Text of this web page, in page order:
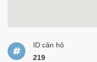
ID căn hộ
219